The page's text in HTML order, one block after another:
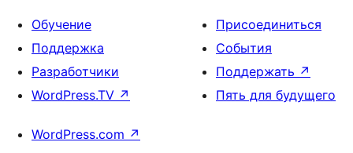
Обучение
Поддержка
Разработчики
WordPress.TV ↗
Присоединиться
События
Поддержать ↗
Пять для будущего
WordPress.com ↗